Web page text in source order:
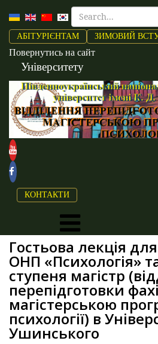
АБІТУРІЄНТАМ ЗИМОВИЙ
Повернутись на сайт
Університету
КОНТАКТИ
Гостьова лекція
ОНП «Психологія»
ступеня магістр
перепідготовки
магістерською
психології) в
Ушинського